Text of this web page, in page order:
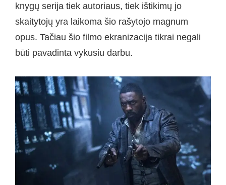
knygų serija tiek autoriaus, tiek ištikimų jo
skaitytojų yra laikoma šio rašytojo magnum
opus. Tačiau šio filmo ekranizacija tikrai negali
būti pavadinta vykusiu darbu.